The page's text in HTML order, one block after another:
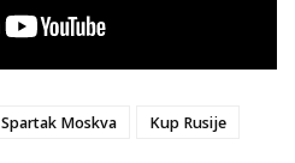
Spartak Moskva Kup Rusije